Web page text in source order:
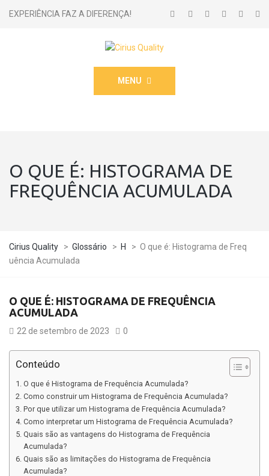
EXPERIÊNCIA FAZ A DIFERENÇA!
MENU
O QUE É: HISTOGRAMA DE
FREQ​​​​​​​UÊNCIA ACUMULADA
Cirius Quality > Glossário > H > O que é: Histograma de Freq​​​​​​​
uência Acumulada
O QUE É: HISTOGRAMA DE FREQ​​​​​​​UÊNCIA
ACUMULADA
22 de setembro de 2023 0
Conteúdo
O que é Histograma de Frequência Acumulada?
Como construir um Histograma de Frequência Acumulada?
Por que utilizar um Histograma de Frequência Acumulada?
Como interpretar um Histograma de Frequência Acumulada?
Quais são as vantagens do Histograma de Frequência
Acumulada?
Quais são as limitações do Histograma de Frequência
Acumulada?